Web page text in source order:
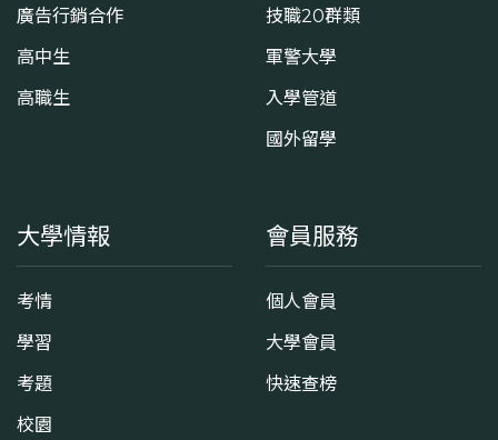
廣告行銷合作
高中生
高職生
技職20群類
軍警大學
入學管道
國外留學
大學情報
考情
學習
考題
校園
會員服務
個人會員
大學會員
快速查榜